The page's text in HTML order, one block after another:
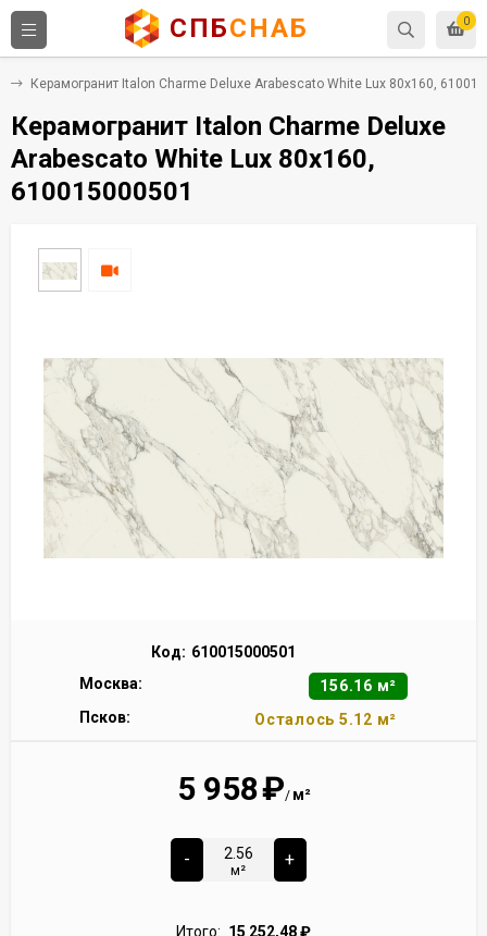
0
СПБСНАБ
Керамогранит Italon Charme Deluxe Arabescato White Lux 80x160,
Керамогранит Italon Charme Deluxe
Arabescato White Lux 80x160,
610015000501
Код: 610015000501
Москва:
156.16 м²
Псков:
Осталось 5.12 м²
5 958₽/ м²
-
м²
+
Итого: 15 252,48₽